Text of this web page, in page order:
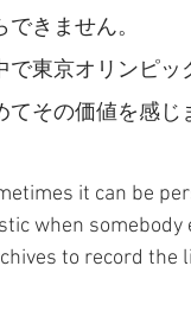
きません。
東京オリンピッ
その価値を感じ
it can be
when somebody
to record the